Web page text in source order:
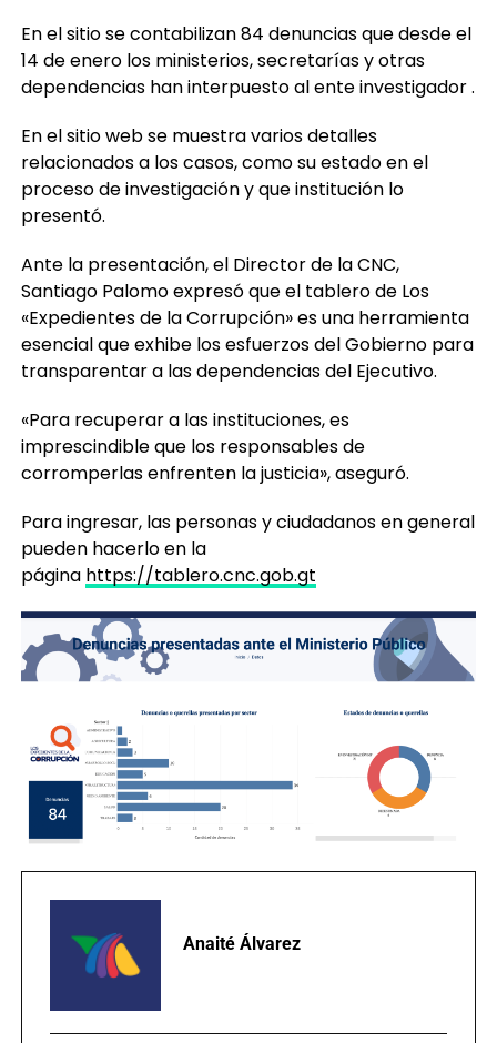
En el sitio se contabilizan 84 denuncias que desde el
14 de enero los ministerios, secretarías y otras
dependencias han interpuesto al ente investigador .
En el sitio web se muestra varios detalles
relacionados a los casos, como su estado en el
proceso de investigación y que institución lo
presentó.
Ante la presentación, el Director de la CNC,
Santiago Palomo expresó que el tablero de Los
«Expedientes de la Corrupción» es una herramienta
esencial que exhibe los esfuerzos del Gobierno para
transparentar a las dependencias del Ejecutivo.
«Para recuperar a las instituciones, es
imprescindible que los responsables de
corromperlas enfrenten la justicia», aseguró.
Para ingresar, las personas y ciudadanos en general
pueden hacerlo en la
página https://tablero.cnc.gob.gt
Anaité Álvarez